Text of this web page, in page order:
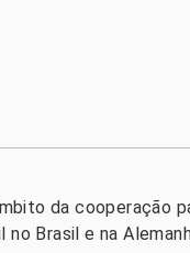
da cooperação
Brasil e na